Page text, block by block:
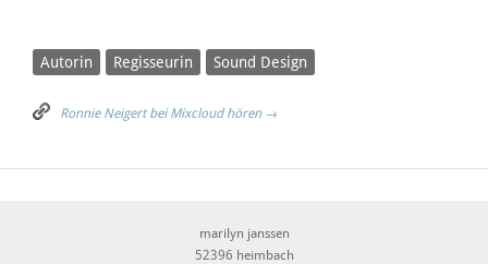
Autorin Regisseurin Sound Design
Ronnie Neigert bei Mixcloud hören →
marilyn janssen
52396 heimbach